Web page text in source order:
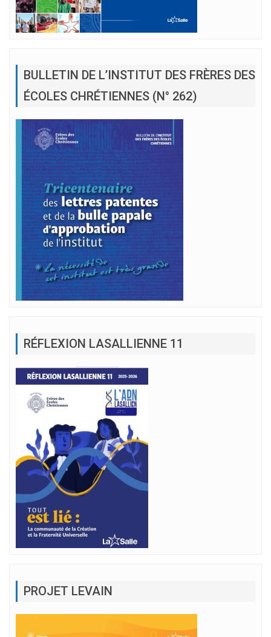
BULLETIN DE L’INSTITUT DES FRÈRES DES
ÉCOLES CHRÉTIENNES (N° 262)
RÉFLEXION LASALLIENNE 11
PROJET LEVAIN